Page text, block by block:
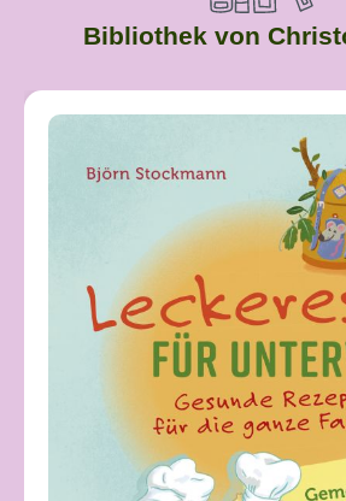
Bibliothek von
Produktgalerie überspringen